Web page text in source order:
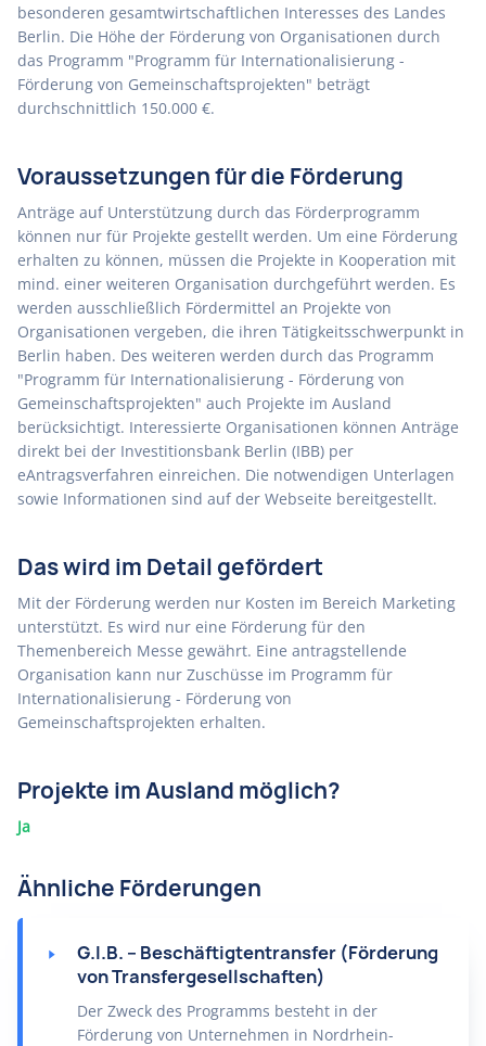
besonderen gesamtwirtschaftlichen Interesses des Landes
Berlin. Die Höhe der Förderung von Organisationen durch
das Programm "Programm für Internationalisierung -
Förderung von Gemeinschaftsprojekten" beträgt
durchschnittlich 150.000 €.
Voraussetzungen für die Förderung
Anträge auf Unterstützung durch das Förderprogramm
können nur für Projekte gestellt werden. Um eine Förderung
erhalten zu können, müssen die Projekte in Kooperation mit
mind. einer weiteren Organisation durchgeführt werden. Es
werden ausschließlich Fördermittel an Projekte von
Organisationen vergeben, die ihren Tätigkeitsschwerpunkt in
Berlin haben. Des weiteren werden durch das Programm
"Programm für Internationalisierung - Förderung von
Gemeinschaftsprojekten" auch Projekte im Ausland
berücksichtigt. Interessierte Organisationen können Anträge
direkt bei der Investitionsbank Berlin (IBB) per
eAntragsverfahren einreichen. Die notwendigen Unterlagen
sowie Informationen sind auf der Webseite bereitgestellt.
Das wird im Detail gefördert
Mit der Förderung werden nur Kosten im Bereich Marketing
unterstützt. Es wird nur eine Förderung für den
Themenbereich Messe gewährt. Eine antragstellende
Organisation kann nur Zuschüsse im Programm für
Internationalisierung - Förderung von
Gemeinschaftsprojekten erhalten.
Projekte im Ausland möglich?
Ja
Ähnliche Förderungen
G.I.B. – Beschäftigtentransfer (Förderung
von Transfergesellschaften)
Der Zweck des Programms besteht in der
Förderung von Unternehmen in Nordrhein-